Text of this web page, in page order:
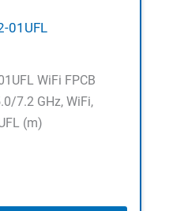
01UFL
WiFi FPCB
7.2 GHz, WiFi,
(m)